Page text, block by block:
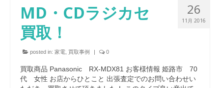
26
11月 2016
MD・CDラジカセ
買取！
posted in: 家電 買取事例 | 0
買取商品 Panasonic RX-MDX81 お客様情報 姫路市 70
代 女性 お店からひとこと 出張査定でのお問い合わせい